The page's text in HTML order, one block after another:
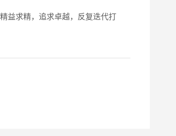
益求精，追求卓越，反复迭代打